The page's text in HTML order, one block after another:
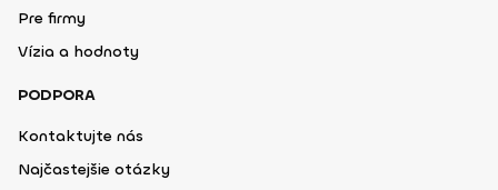
Pre firmy
Vízia a hodnoty
PODPORA
Kontaktujte nás
Najčastejšie otázky